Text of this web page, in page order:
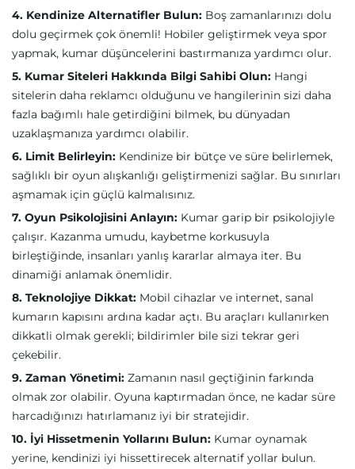
4. Kendinize Alternatifler Bulun: Boş zamanlarınızı dolu
dolu geçirmek çok önemli! Hobiler geliştirmek veya spor
yapmak, kumar düşüncelerini bastırmanıza yardımcı olur.
5. Kumar Siteleri Hakkında Bilgi Sahibi Olun: Hangi
sitelerin daha reklamcı olduğunu ve hangilerinin sizi daha
fazla bağımlı hale getirdiğini bilmek, bu dünyadan
uzaklaşmanıza yardımcı olabilir.
6. Limit Belirleyin: Kendinize bir bütçe ve süre belirlemek,
sağlıklı bir oyun alışkanlığı geliştirmenizi sağlar. Bu sınırları
aşmamak için güçlü kalmalısınız.
7. Oyun Psikolojisini Anlayın: Kumar garip bir psikolojiyle
çalışır. Kazanma umudu, kaybetme korkusuyla
birleştiğinde, insanları yanlış kararlar almaya iter. Bu
dinamiği anlamak önemlidir.
8. Teknolojiye Dikkat: Mobil cihazlar ve internet, sanal
kumarın kapısını ardına kadar açtı. Bu araçları kullanırken
dikkatli olmak gerekli; bildirimler bile sizi tekrar geri
çekebilir.
9. Zaman Yönetimi: Zamanın nasıl geçtiğinin farkında
olmak zor olabilir. Oyuna kaptırmadan önce, ne kadar süre
harcadığınızı hatırlamanız iyi bir stratejidir.
10. İyi Hissetmenin Yollarını Bulun: Kumar oynamak
yerine, kendinizi iyi hissettirecek alternatif yollar bulun.